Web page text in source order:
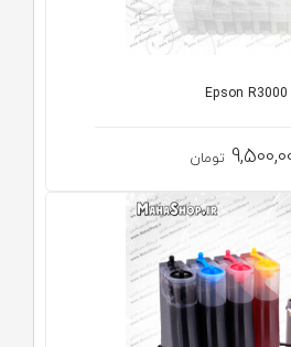
تومان